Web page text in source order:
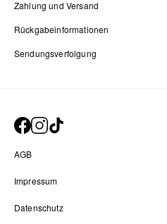
Zahlung und Versand
Rückgabeinformationen
Sendungsverfolgung
AGB
Impressum
Datenschutz